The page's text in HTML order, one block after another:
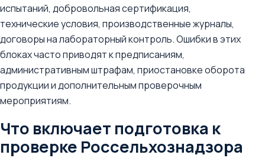
испытаний, добровольная сертификация,
технические условия, производственные журналы,
договоры на лабораторный контроль. Ошибки в этих
блоках часто приводят к предписаниям,
административным штрафам, приостановке оборота
продукции и дополнительным проверочным
мероприятиям.
Что включает подготовка к
проверке Россельхознадзора